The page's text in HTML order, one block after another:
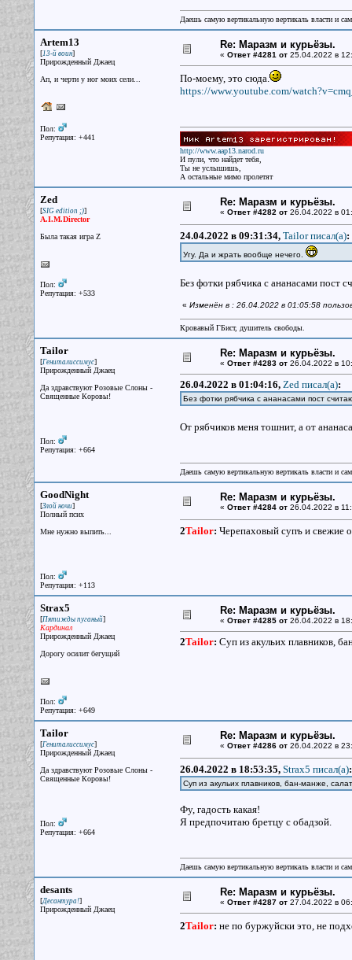
Даешь самую вертикальную вертикаль власти и
Artem13
[13-й воин]
Прирожденный Джаец
Ап, и черти у ног моих сели...
Пол:
Репутация: +441
Re: Маразм и курьёзы.
« Ответ #4281 от25.04.2022 в
По-моему, это сюда.
https://www.youtube.com/
http://www.aap13.narod.ru
И пули, что найдет тебя,
Ты не услышишь,
А остальные мимо пролетят
Zed
[SIG edition ;)]
A.I.M.Director
Была такая игра Z
Пол:
Репутация: +533
Re: Маразм и курьёзы.
« Ответ #4282 от26.04.2022 в
24.04.2022 в 09:31:34, Tailor писал(a):
Угу. Да и жрать вообще нечего.
Без фотки рябчика с ананасами
« Изменён в : 26.04.2022 в 01:05:58
Кровавый ГБист, душитель свободы.
Tailor
[Гениталиссимус]
Прирожденный Джаец
Да здравствуют Розовые Слоны -
Священные Коровы!
Пол:
Репутация: +664
Re: Маразм и курьёзы.
« Ответ #4283 от26.04.2022 в
26.04.2022 в 01:04:16, Zed писал(a):
Без фотки рябчика с ананасами пост
От рябчиков меня тошнит, а от
Даешь самую вертикальную вертикаль власти и
GoodNight
[Злой ночи]
Полный псих
Мне нужно выпить...
Пол:
Репутация: +113
Re: Маразм и курьёзы.
« Ответ #4284 от26.04.2022 в
2Tailor: Черепаховый супъ и свежие
Strax5
[Пятижды пуганый]
Кардинал
Прирожденный Джаец
Дорогу осилит бегущий
Пол:
Репутация: +649
Re: Маразм и курьёзы.
« Ответ #4285 от26.04.2022 в
2Tailor: Суп из акульих плавников,
Tailor
[Гениталиссимус]
Прирожденный Джаец
Да здравствуют Розовые Слоны -
Священные Коровы!
Пол:
Репутация: +664
Re: Маразм и курьёзы.
« Ответ #4286 от26.04.2022 в
26.04.2022 в 18:53:35, Strax5 писал(a):
Суп из акульих плавников, бан-манже,
Фу, гадость какая!
Я предпочитаю бретцу с обадзой.
Даешь самую вертикальную вертикаль власти и
desants
[Десантура!]
Прирожденный Джаец
Re: Маразм и курьёзы.
« Ответ #4287 от27.04.2022 в
2Tailor: не по буржуйски это, не